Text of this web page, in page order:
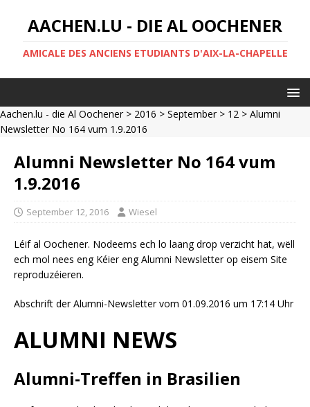
AACHEN.LU - DIE AL OOCHENER
AMICALE DES ANCIENS ETUDIANTS D'AIX-LA-CHAPELLE
Aachen.lu - die Al Oochener> 2016 > September> 12 > Alumni
Newsletter No 164 vum 1.9.2016
Alumni Newsletter No 164 vum
1.9.2016
September 12, 2016 Wiesel
Léif al Oochener. Nodeems ech lo laang drop verzicht hat, wëll
ech mol nees eng Kéier eng Alumni Newsletter op eisem Site
reproduzéieren.
Abschrift der Alumni-Newsletter vom 01.09.2016 um 17:14 Uhr
ALUMNI NEWS
Alumni-Treffen in Brasilien